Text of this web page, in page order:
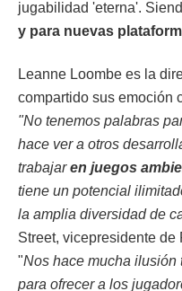
jugabilidad 'eterna'.
y para nuevas
Leanne Loombe es la
compartido sus emoción
"No tenemos palabras
hace ver a otros
trabajaren juegos
tiene un potencial
la amplia diversidad de
Street, vicepresidente de
"Nos hace mucha ilusión
para ofrecer a los